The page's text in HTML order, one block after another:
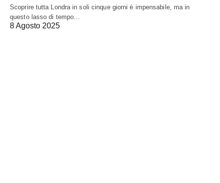
Scoprire tutta Londra in soli cinque giorni è impensabile, ma in
questo lasso di tempo…
8 Agosto 2025